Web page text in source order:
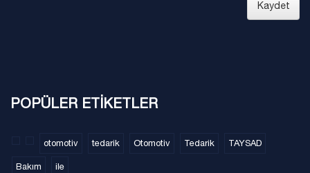
Kaydet
POPÜLER ETİKETLER
otomotiv tedarik Otomotiv Tedarik TAYSAD
Bakım ile